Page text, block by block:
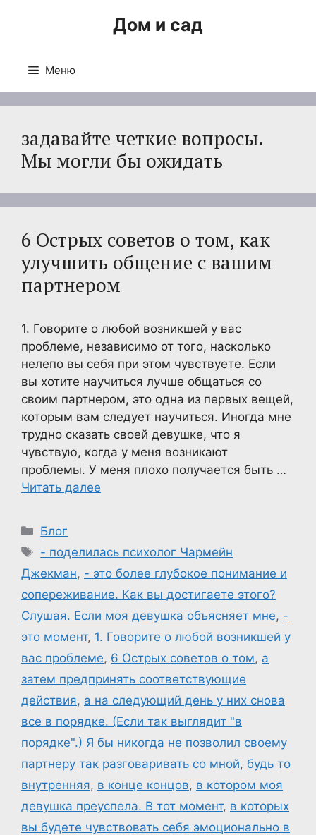
Дом и сад
Меню
задавайте четкие вопросы.
Мы могли бы ожидать
6 Острых советов о том, как
улучшить общение с вашим
партнером
1. Говорите о любой возникшей у вас
проблеме, независимо от того, насколько
нелепо вы себя при этом чувствуете. Если
вы хотите научиться лучше общаться со
своим партнером, это одна из первых вещей,
которым вам следует научиться. Иногда мне
трудно сказать своей девушке, что я
чувствую, когда у меня возникают
проблемы. У меня плохо получается быть …
Читать далее
Рубрики
Блог
Метки
- поделилась психолог Чармейн
Джекман, - это более глубокое понимание и
сопереживание. Как вы достигаете этого?
Слушая. Если моя девушка объясняет мне, -
это момент, 1. Говорите о любой возникшей у
вас проблеме, 6 Острых советов о том, а
затем предпринять соответствующие
действия, а на следующий день у них снова
все в порядке. (Если так выглядит "в
порядке".) Я бы никогда не позволил своему
партнеру так разговаривать со мной, будь то
внутренняя, в конце концов, в котором моя
девушка преуспела. В тот момент, в которых
вы будете чувствовать себя эмоционально в